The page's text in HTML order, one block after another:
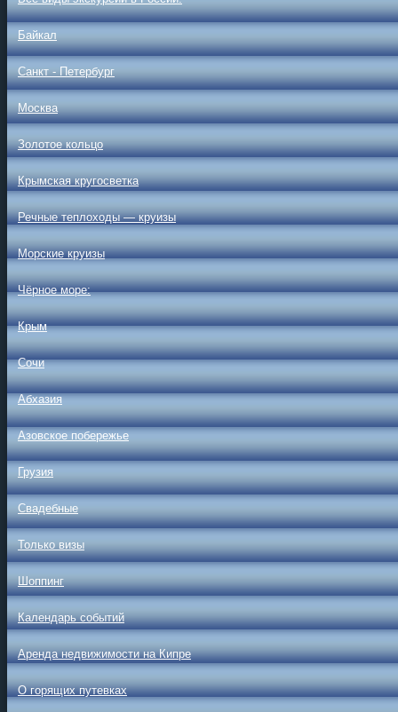
Байкал
Санкт - Петербург
Москва
Золотое кольцо
Крымская кругосветка
Речные теплоходы — круизы
Морские круизы
Чёрное море:
Крым
Сочи
Абхазия
Азовское побережье
Грузия
Свадебные
Только визы
Шоппинг
Календарь событий
Аренда недвижимости на Кипре
О горящих путевках